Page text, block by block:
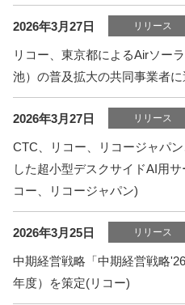
2026年3月27日 リリース
リコー、東京都によるAirソー
池）の普及拡大の共同事業者
2026年3月27日 リリース
CTC、リコー、リコージャパ
した超小型デスクサイドAI用
コー、リコージャパン)
2026年3月25日 リリース
中期経営戦略「中期経営戦略
年度）を策定(リコー)